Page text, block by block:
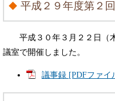
平成２９年度第２
平成３０年３月２２日（
議室で開催しました。
議事録 [PDFファイ